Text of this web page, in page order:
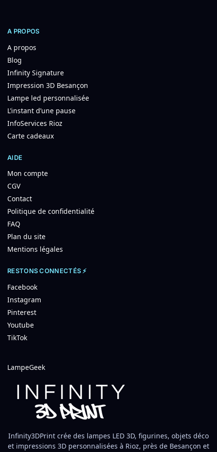
A PROPOS
A propos
Blog
Infinity Signature
Impression 3D Besançon
Lampe led personnalisée
L’instant d’une pause
InfoServices Rioz
Carte cadeaux
AIDE
Mon compte
CGV
Contact
Politique de confidentialité
FAQ
Plan du site
Mentions légales
RESTONS CONNECTÉS ⚡
Facebook
Instagram
Pinterest
Youtube
TikTok
LampeGeek
Infinity3DPrint crée des lampes LED 3D, figurines, objets déco
et impressions 3D personnalisées à Rioz, près de Besançon et